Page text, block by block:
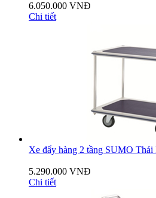
6.050.000 VNĐ
Chi tiết
Xe đẩy hàng 2 tầng SUMO
5.290.000 VNĐ
Chi tiết